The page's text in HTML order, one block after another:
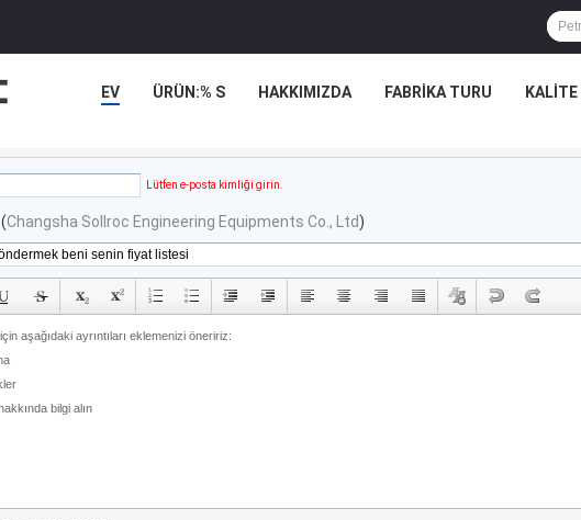
EV ÜRÜN:% S HAKKIMIZDA FABRIKA TURU
Lütfen e-posta kimliği girin.
(Changsha Sollroc Engineering Equipments Co., Ltd)